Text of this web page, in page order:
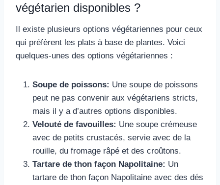
végétarien disponibles ?
Il existe plusieurs options végétariennes pour ceux
qui préfèrent les plats à base de plantes. Voici
quelques-unes des options végétariennes :
Soupe de poissons: Une soupe de poissons
peut ne pas convenir aux végétariens stricts,
mais il y a d’autres options disponibles.
Velouté de favouilles: Une soupe crémeuse
avec de petits crustacés, servie avec de la
rouille, du fromage râpé et des croûtons.
Tartare de thon façon Napolitaine: Un
tartare de thon façon Napolitaine avec des dés